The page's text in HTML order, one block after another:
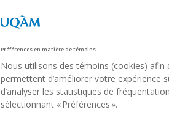
Préférences en matière de témoins
Nous utilisons des témoins (cookies)
permettent d’améliorer votre expérience
d’analyser les statistiques de
sélectionnant « Préférences ».